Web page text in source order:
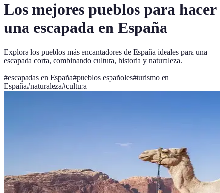
Los mejores pueblos para hacer
una escapada en España
Explora los pueblos más encantadores de España ideales para una
escapada corta, combinando cultura, historia y naturaleza.
#escapadas en España#pueblos españoles#turismo en
España#naturaleza#cultura